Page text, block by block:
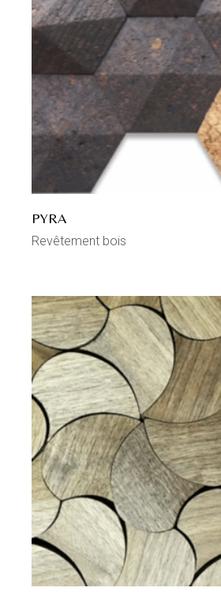
PYRA
Revêtement bois